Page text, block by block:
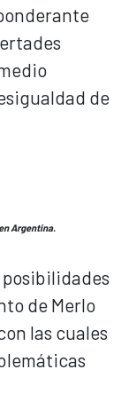
de
Argentina.
de Merlo
las cuales